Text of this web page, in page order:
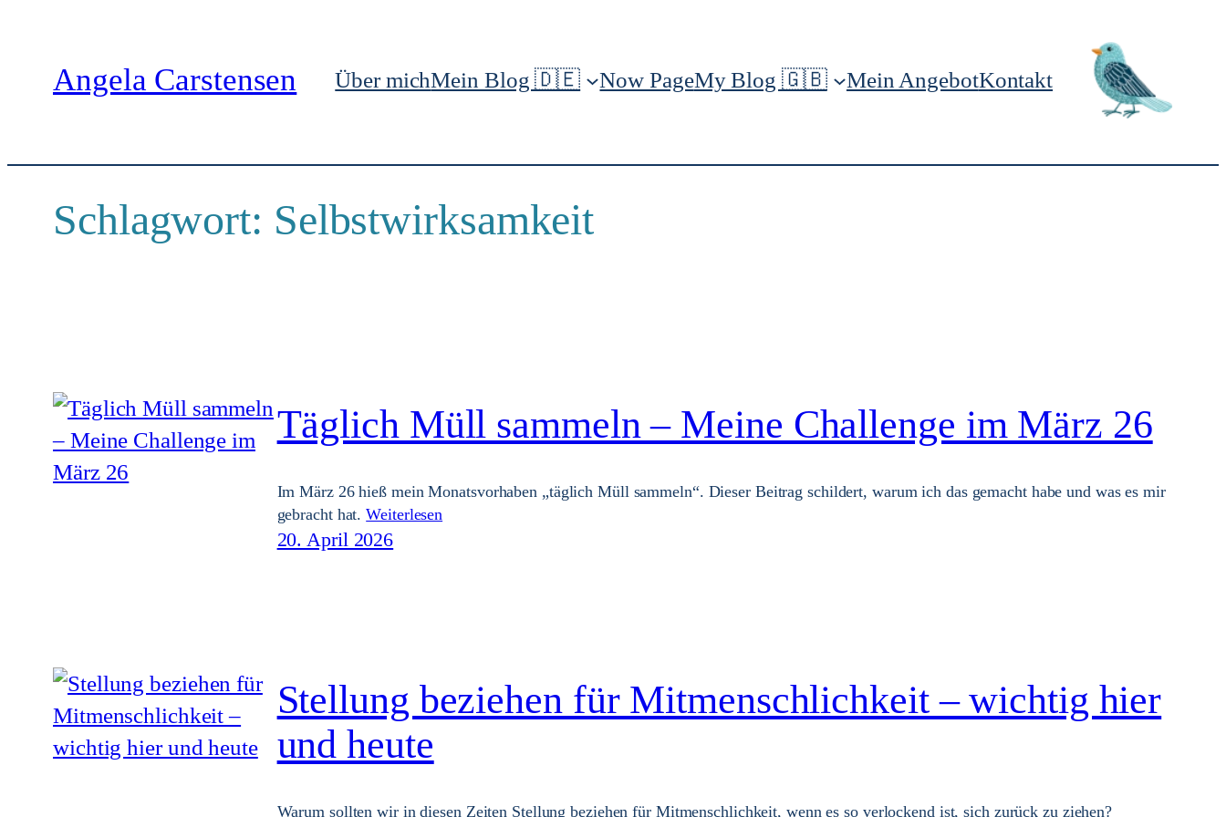
springenAngela Carstensen Über michMein Blog 🇩🇪 Now PageMy Blog 🇬🇧 Mein AngebotKontakt
Schlagwort: Selbstwirksamkeit
Täglich Müll sammeln – Meine Challenge im März 26
Im März 26 hieß mein Monatsvorhaben „täglich Müll sammeln“. Dieser Beitrag schildert, warum ich das gemacht habe und was es mir
gebracht hat.Weiterlesen
20. April 2026
Stellung beziehen für Mitmenschlichkeit – wichtig hier
und heute
Warum sollten wir in diesen Zeiten Stellung beziehen für Mitmenschlichkeit, wenn es so verlockend ist, sich zurück zu ziehen?